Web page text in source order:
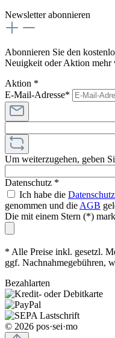
Newsletter abonnieren
Abonnieren Sie den
Neuigkeit oder Aktion mehr
Aktion *
E-Mail-Adresse*
Um weiterzugehen, geben
Datenschutz *
Ich habe die
genommen und die AGB
Die mit einem Stern (*)
* Alle Preise inkl. gesetzl.
ggf. Nachnahmegebühren,
Bezahlarten
© 2026 pos·sei·mo